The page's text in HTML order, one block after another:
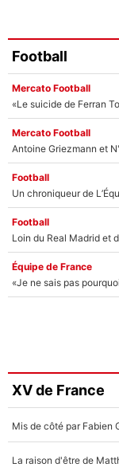
Football
Mercato Football
Mercato Football
Football
Football
Équipe de France
XV de France